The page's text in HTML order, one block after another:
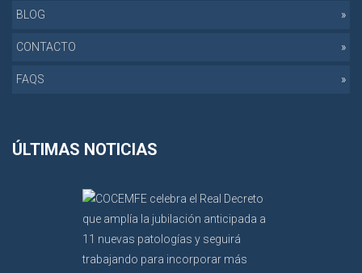
BLOG
CONTACTO
FAQS
ÚLTIMAS NOTICIAS